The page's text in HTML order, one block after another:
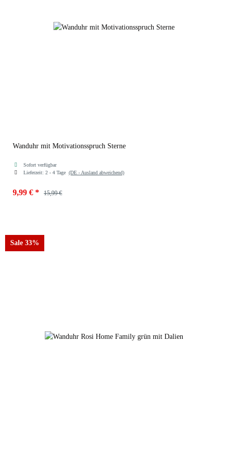
Wanduhr mit Motivationsspruch Sterne
Sofort verfügbar
Lieferzeit: 2 - 4 Tage (DE - Ausland abweichend)
9,99 € * 15,99 €
Sale 33%